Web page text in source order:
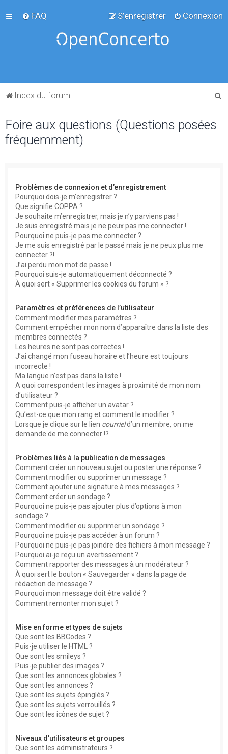
FAQ Connexion
S’enregistrer
Index du forum
Foire aux questions (Questions posées
fréquemment)
Problèmes de connexion et d’enregistrement
Pourquoi dois-je m’enregistrer ?
Que signifie COPPA ?
Je souhaite m’enregistrer, mais je n’y parviens pas !
Je suis enregistré mais je ne peux pas me connecter !
Pourquoi ne puis-je pas me connecter ?
Je me suis enregistré par le passé mais je ne peux plus me
connecter ?!
J’ai perdu mon mot de passe !
Pourquoi suis-je automatiquement déconnecté ?
À quoi sert « Supprimer les cookies du forum » ?
Paramètres et préférences de l’utilisateur
Comment modifier mes paramètres ?
Comment empêcher mon nom d’apparaître dans la liste des
membres connectés ?
Les heures ne sont pas correctes !
J’ai changé mon fuseau horaire et l’heure est toujours
incorrecte !
Ma langue n’est pas dans la liste !
A quoi correspondent les images à proximité de mon nom
d’utilisateur ?
Comment puis-je afficher un avatar ?
Qu’est-ce que mon rang et comment le modifier ?
Lorsque je clique sur le lien courrield’un membre, on me
demande de me connecter !?
Problèmes liés à la publication de messages
Comment créer un nouveau sujet ou poster une réponse ?
Comment modifier ou supprimer un message ?
Comment ajouter une signature à mes messages ?
Comment créer un sondage ?
Pourquoi ne puis-je pas ajouter plus d’options à mon
sondage ?
Comment modifier ou supprimer un sondage ?
Pourquoi ne puis-je pas accéder à un forum ?
Pourquoi ne puis-je pas joindre des fichiers à mon message ?
Pourquoi ai-je reçu un avertissement ?
Comment rapporter des messages à un modérateur ?
À quoi sert le bouton « Sauvegarder » dans la page de
rédaction de message ?
Pourquoi mon message doit être validé ?
Comment remonter mon sujet ?
Mise en forme et types de sujets
Que sont les BBCodes ?
Puis-je utiliser le HTML ?
Que sont les smileys ?
Puis-je publier des images ?
Que sont les annonces globales ?
Que sont les annonces ?
Que sont les sujets épinglés ?
Que sont les sujets verrouillés ?
Que sont les icônes de sujet ?
Niveaux d’utilisateurs et groupes
Que sont les administrateurs ?